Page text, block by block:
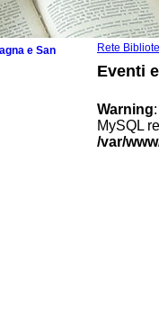
Rete
Eventi
Warning
MySQL
/var/
e San